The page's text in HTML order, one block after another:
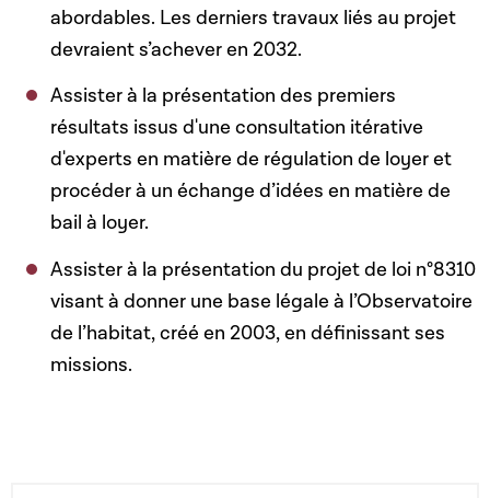
abordables. Les derniers travaux liés au projet
devraient s’achever en 2032.
Assister à la présentation des premiers
résultats issus d'une consultation itérative
d'experts en matière de régulation de loyer et
procéder à un échange d’idées en matière de
bail à loyer.
Assister à la présentation du projet de loi n°8310
visant à donner une base légale à l’Observatoire
de l’habitat, créé en 2003, en définissant ses
missions.